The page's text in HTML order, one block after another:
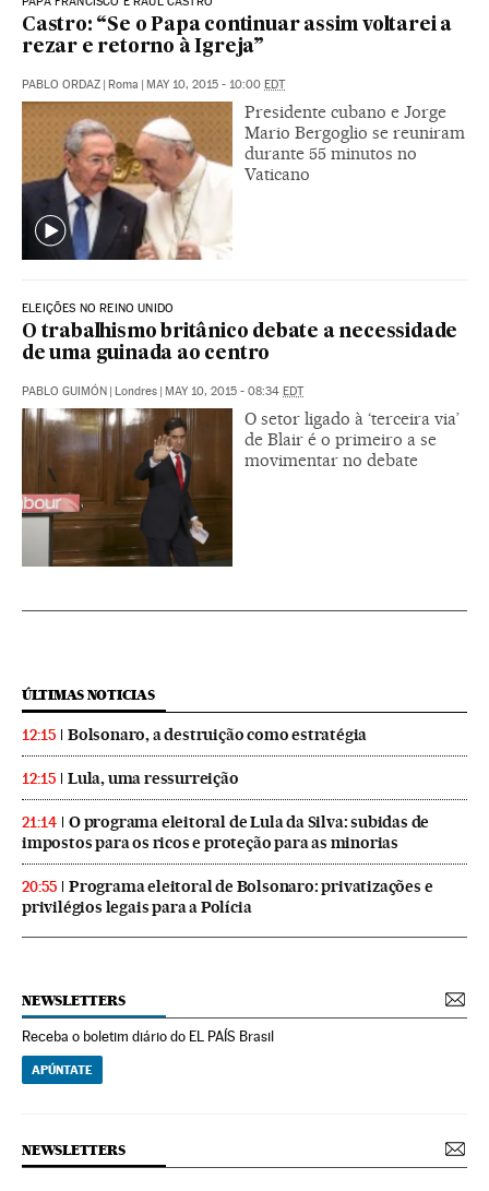
Castro: “Se o Papa continuar assim voltarei a
rezar e retorno à Igreja”
PABLO ORDAZ | Roma | MAY 10, 2015 - 10:00 EDT
Presidente cubano e Jorge
Mario Bergoglio se reuniram
durante 55 minutos no
Vaticano
ELEIÇÕES NO REINO UNIDO
O trabalhismo britânico debate a necessidade
de uma guinada ao centro
PABLO GUIMÓN | Londres | MAY 10, 2015 - 08:34 EDT
O setor ligado à ‘terceira via’
de Blair é o primeiro a se
movimentar no debate
ÚLTIMAS NOTICIAS
12:15 Bolsonaro, a destruição como estratégia
12:15 Lula, uma ressurreição
21:14
O programa eleitoral de Lula da Silva: subidas de
impostos para os ricos e proteção para as minorias
20:55
Programa eleitoral de Bolsonaro: privatizações e
privilégios legais para a Polícia
NEWSLETTERS
Receba o boletim diário do EL PAÍS Brasil
APÚNTATE
NEWSLETTERS